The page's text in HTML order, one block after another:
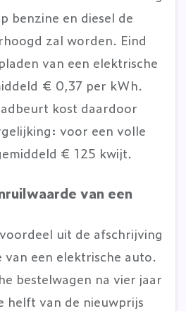
benzine en diesel de
zal worden. Eind
van een elektrische
€ 0,37 per kWh.
kost daardoor
voor een volle
€ 125 kwijt.
van een
uit de afschrijving
een elektrische auto.
bestelwagen na vier jaar
helft van de nieuwprijs